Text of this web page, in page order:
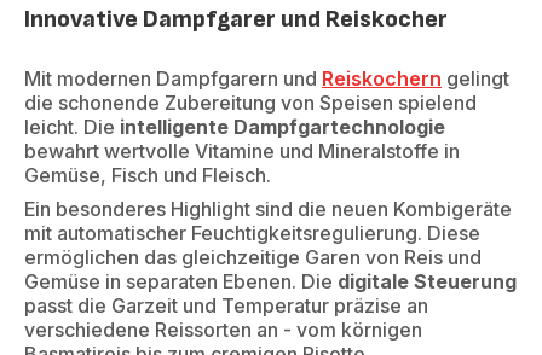
Innovative Dampfgarer und Reiskocher
Mit modernen Dampfgarern und Reiskochern gelingt
die schonende Zubereitung von Speisen spielend
leicht. Die intelligente Dampfgartechnologie
bewahrt wertvolle Vitamine und Mineralstoffe in
Gemüse, Fisch und Fleisch.
Ein besonderes Highlight sind die neuen Kombigeräte
mit automatischer Feuchtigkeitsregulierung. Diese
ermöglichen das gleichzeitige Garen von Reis und
Gemüse in separaten Ebenen. Die digitale Steuerung
passt die Garzeit und Temperatur präzise an
verschiedene Reissorten an - vom körnigen